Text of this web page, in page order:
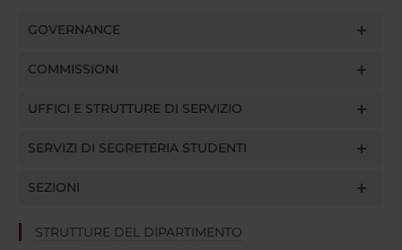
GOVERNANCE
COMMISSIONI
UFFICI E STRUTTURE DI SERVIZIO
SERVIZI DI SEGRETERIA STUDENTI
SEZIONI
STRUTTURE DEL DIPARTIMENTO